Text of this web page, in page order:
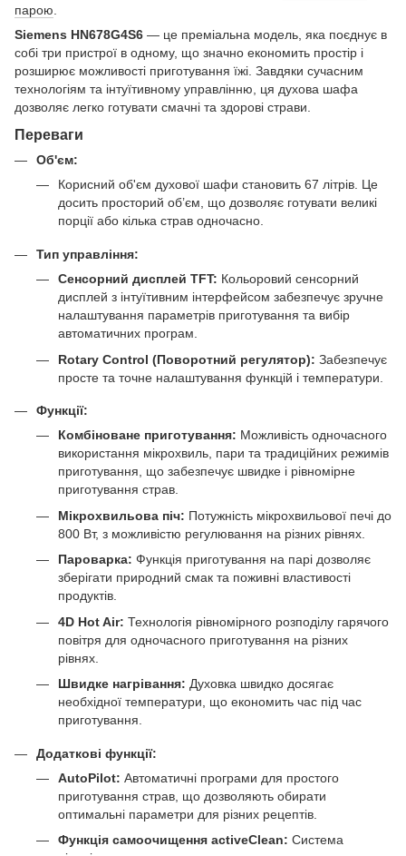
парою
Siemens HN678G4S6 — це преміальна модель, яка поєднує в
собі три пристрої в одному, що значно економить простір і
розширює можливості приготування їжі. Завдяки сучасним
технологіям та інтуїтивному управлінню, ця духова шафа
дозволяє легко готувати смачні та здорові страви.
Переваги
Об'єм:
Корисний об'єм духової шафи становить 67 літрів. Це
досить просторий об’єм, що дозволяє готувати великі
порції або кілька страв одночасно.
Тип управління:
Сенсорний дисплей TFT: Кольоровий сенсорний
дисплей з інтуїтивним інтерфейсом забезпечує зручне
налаштування параметрів приготування та вибір
автоматичних програм.
Rotary Control (Поворотний регулятор): Забезпечує
просте та точне налаштування функцій і температури.
Функції:
Комбіноване приготування: Можливість одночасного
використання мікрохвиль, пари та традиційних режимів
приготування, що забезпечує швидке і рівномірне
приготування страв.
Мікрохвильова піч: Потужність мікрохвильової печі до
800 Вт, з можливістю регулювання на різних рівнях.
Пароварка: Функція приготування на парі дозволяє
зберігати природний смак та поживні властивості
продуктів.
4D Hot Air: Технологія рівномірного розподілу гарячого
повітря для одночасного приготування на різних
рівнях.
Швидке нагрівання: Духовка швидко досягає
необхідної температури, що економить час під час
приготування.
Додаткові функції:
AutoPilot: Автоматичні програми для простого
приготування страв, що дозволяють обирати
оптимальні параметри для різних рецептів.
Функція самоочищення activeClean: Система